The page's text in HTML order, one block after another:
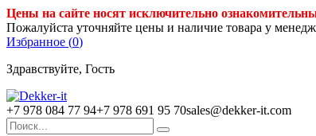
Цены на сайте носят исключительно
Пожалуйста уточняйте цены и наличие товара у
Избранное (0)
Здравствуйте, Гость
+7 978 084 77 94+7 978 691 95 70sales@dekker-it.com